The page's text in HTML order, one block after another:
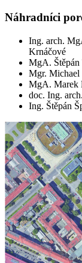
Náhradníci
Ing. arch.
Krnáčové
MgA. Štěpán
Mgr. Michael
MgA. Marek
doc. Ing.
Ing. Štěpán